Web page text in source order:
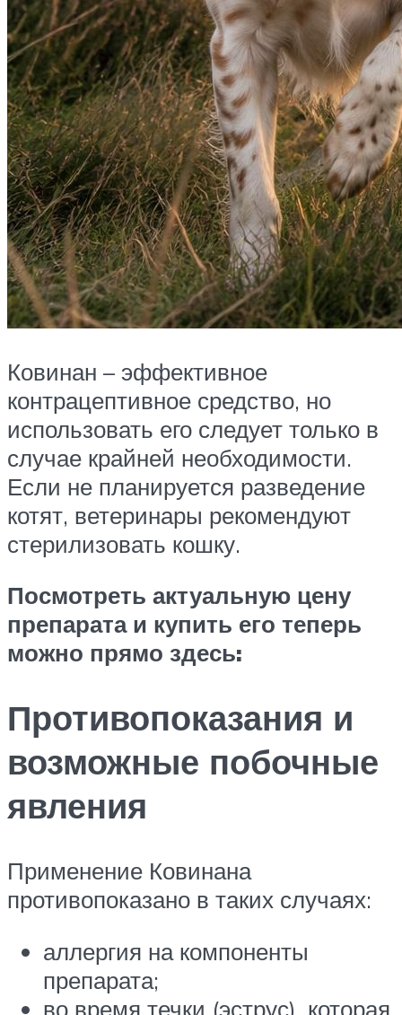
Ковинан – эффективное
контрацептивное средство, но
использовать его следует только в
случае крайней необходимости.
Если не планируется разведение
котят, ветеринары рекомендуют
стерилизовать кошку.
Посмотреть актуальную цену
препарата и купить его теперь
можно прямо здесь:
Противопоказания и
возможные побочные
явления
Применение Ковинана
противопоказано в таких случаях:
аллергия на компоненты
препарата;
во время течки (эструс), которая